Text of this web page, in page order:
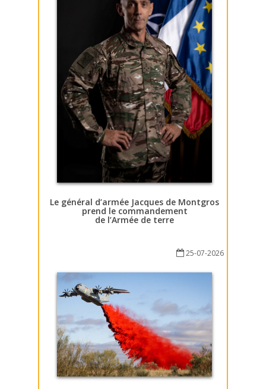
Le général d’armée Jacques de Montgros
prend le commandement
de l’Armée de terre
25-07-2026